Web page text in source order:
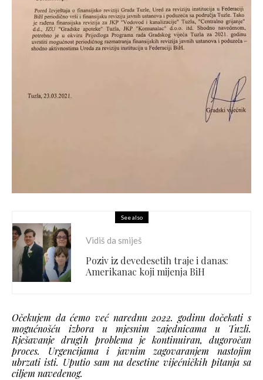
See also
Vidiš da smiješ
Poziv iz devedesetih traje i danas:
Amerikanac koji mijenja BiH
Očekujem da ćemo već narednu 2022. godinu dočekati s
mogućnošću izbora u mjesnim zajednicama u Tuzli.
Rješavanje drugih problema je kontinuiran, dugoročan
proces. Urgencijama i javnim zagovaranjem nastojim
ubrzati isti. Uputio sam na desetine vijećničkih pitanja sa
ciljem navedenog.